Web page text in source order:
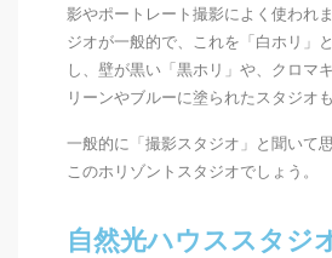
影やポートレート撮影によく使われ
ジオが一般的で、これを「白ホリ」
し、壁が黒い「黒ホリ」や、クロマ
リーンやブルーに塗られたスタジオ
一般的に「撮影スタジオ」と聞いて
このホリゾントスタジオでしょう。
自然光ハウススタジ